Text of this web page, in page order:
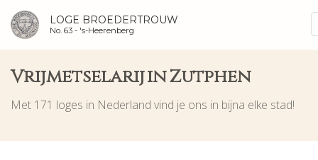
LOGE BROEDERTROUW
No. 63 - 's-Heerenberg
Vrijmetselarij in Zutphen
Met 171 loges in Nederland vind je ons in bijna elke stad!